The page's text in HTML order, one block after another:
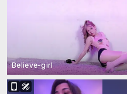
Believe-girl